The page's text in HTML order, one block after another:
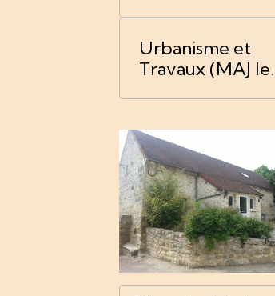
Urbanisme et
Travaux (MAJ le